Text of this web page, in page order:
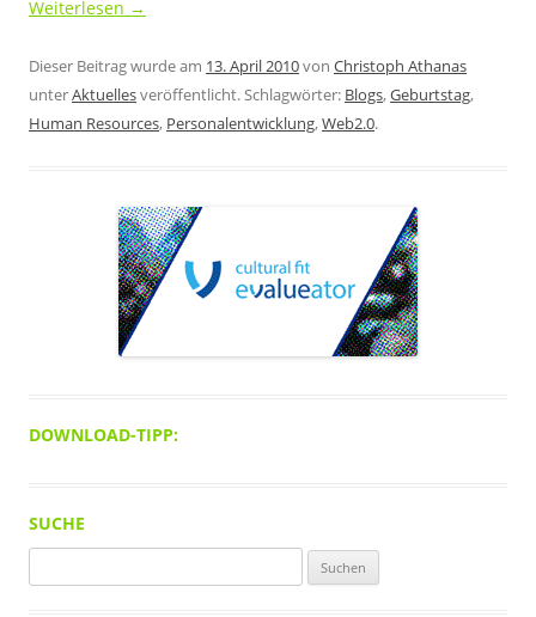
Weiterlesen →
Dieser Beitrag wurde am 13. April 2010von Christoph Athanas
unterAktuellesveröffentlicht. Schlagwörter: Blogs,Geburtstag,
Human Resources, Personalentwicklung,Web2.0.
DOWNLOAD-TIPP:
SUCHE
nach: